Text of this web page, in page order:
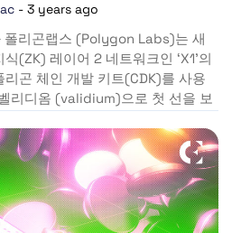
- 3 years ago
폴리곤랩스 (Polygon Labs)는 새
(ZK) 레이어 2 네트워크인 ‘X1’의
곤 체인 개발 키트(CDK)를 사용
리디옴 (validium)으로 첫 선을 보